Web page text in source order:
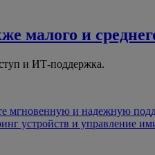
малого и
и ИТ-поддержка.
мгновенную и надежную
устройств и управление